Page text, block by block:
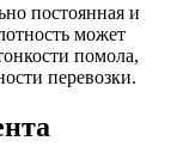
постоянная и
может
помола,
перевозки.